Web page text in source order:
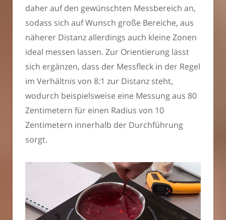
daher auf den gewünschten Messbereich an,
sodass sich auf Wunsch große Bereiche, aus
näherer Distanz allerdings auch kleine Zonen
ideal messen lassen. Zur Orientierung lässt
sich ergänzen, dass der Messfleck in der Regel
im Verhältnis von 8:1 zur Distanz steht,
wodurch beispielsweise eine Messung aus 80
Zentimetern für einen Radius von 10
Zentimetern innerhalb der Durchführung
sorgt.